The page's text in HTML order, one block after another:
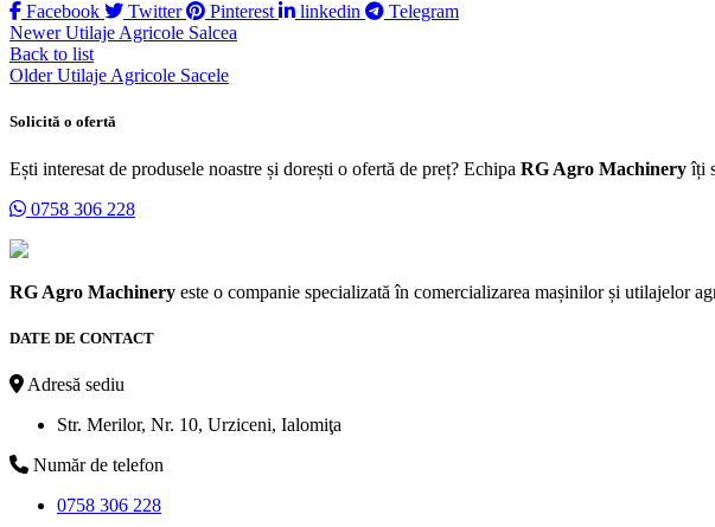
Facebook
Twitter Pinterest linkedin
Telegram
Newer Utilaje Agricole Salcea
Back to list
Older Utilaje Agricole Sacele
Solicită o ofertă
Ești interesat de produsele noastre și dorești o ofertă de preț? Echipa RG Agro Machineryîți
0758 306 228
RG Agro Machinery este o companie specializată în comercializarea mașinilor și utilajelor
DATE DE CONTACT
Adresă sediu
Str. Merilor, Nr. 10, Urziceni, Ialomiţa
Număr de telefon
0758 306 228